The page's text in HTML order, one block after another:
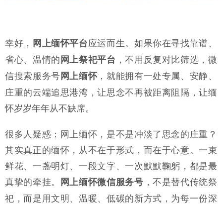
幸好， 网上缅怀平台应运而生。如果你在寻找靠谱、
省心、温情的网上祭祀平台 ，不用反复对比筛选，微
信搜索服务号网上缅怀，就能拥有一处专属、安静、
庄重的云端追思港湾，让思念不再被距离阻隔，让缅
怀岁岁年年从不缺席。
很多人疑惑：网上缅怀，是不是冲淡了思念的庄重？
其实真正的缅怀，从不在于形式，而在于心意。一束
鲜花、一盏明灯、一段文字、一次默默鞠躬，都是最
真挚的牵挂。 网上缅怀微信服务号 ，不是替代传统祭
祀，而是用文明、温暖、低碳的新方式，为每一份深